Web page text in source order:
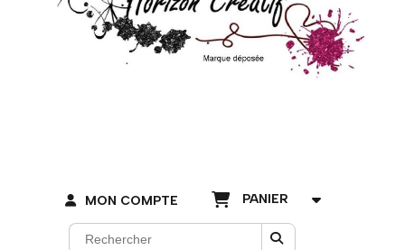
MON COMPTE PANIER